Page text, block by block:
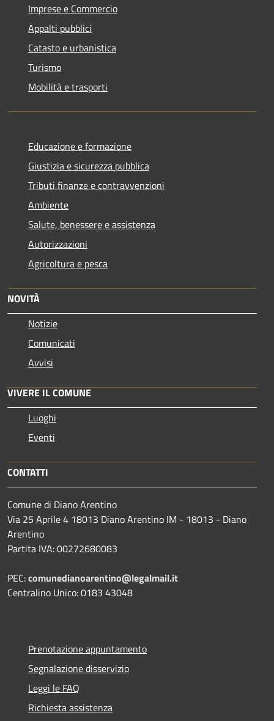
Imprese e Commercio
Appalti pubblici
Catasto e urbanistica
Turismo
Mobilità e trasporti
Educazione e formazione
Giustizia e sicurezza pubblica
Tributi,finanze e contravvenzioni
Ambiente
Salute, benessere e assistenza
Autorizzazioni
Agricoltura e pesca
NOVITÀ
Notizie
Comunicati
Avvisi
VIVERE IL COMUNE
Luoghi
Eventi
CONTATTI
Comune di Diano Arentino
Via 25 Aprile 4 18013 Diano Arentino IM - 18013 - Diano
Arentino
Partita IVA: 00272680083
PEC:comunedianoarentino@legalmail.it
Centralino Unico: 0183 43048
Prenotazione appuntamento
Segnalazione disservizio
Leggi le FAQ
Richiesta assistenza